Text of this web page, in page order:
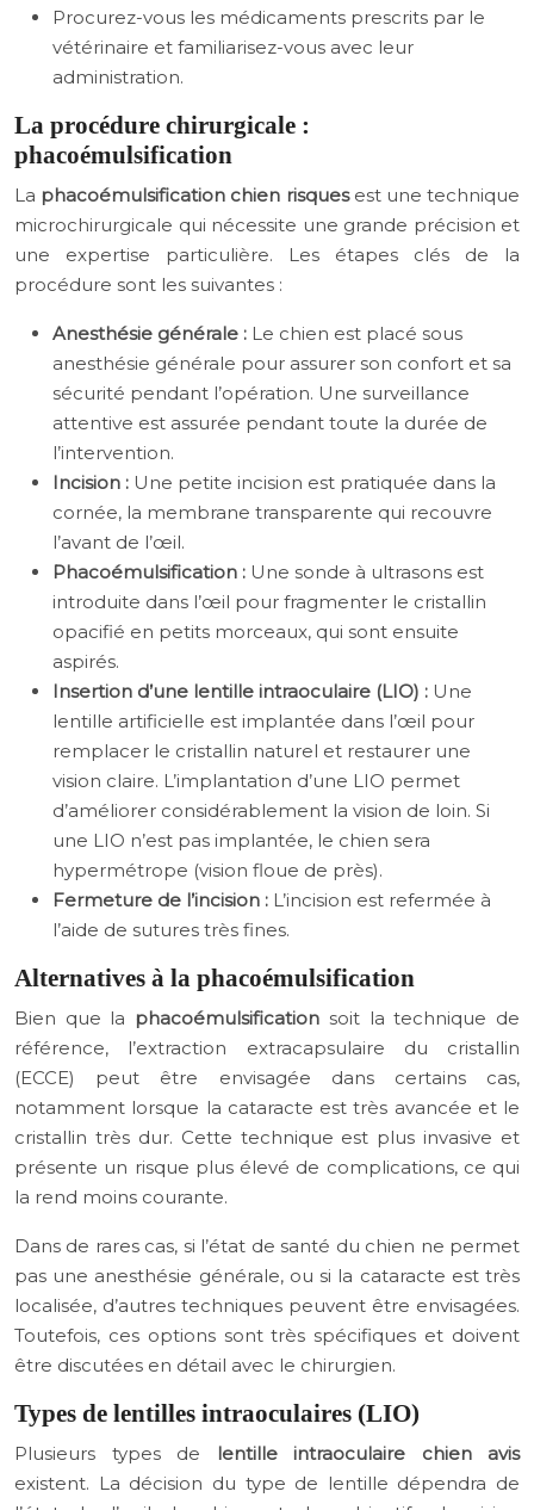
Procurez-vous les médicaments prescrits par le
vétérinaire et familiarisez-vous avec leur
administration.
La procédure chirurgicale :
phacoémulsification
La phacoémulsification chien risques est une technique
microchirurgicale qui nécessite une grande précision et
une expertise particulière. Les étapes clés de la
procédure sont les suivantes :
Anesthésie générale : Le chien est placé sous
anesthésie générale pour assurer son confort et sa
sécurité pendant l’opération. Une surveillance
attentive est assurée pendant toute la durée de
l’intervention.
Incision : Une petite incision est pratiquée dans la
cornée, la membrane transparente qui recouvre
l’avant de l’œil.
Phacoémulsification : Une sonde à ultrasons est
introduite dans l’œil pour fragmenter le cristallin
opacifié en petits morceaux, qui sont ensuite
aspirés.
Insertion d’une lentille intraoculaire (LIO) : Une
lentille artificielle est implantée dans l’œil pour
remplacer le cristallin naturel et restaurer une
vision claire. L’implantation d’une LIO permet
d’améliorer considérablement la vision de loin. Si
une LIO n’est pas implantée, le chien sera
hypermétrope (vision floue de près).
Fermeture de l’incision : L’incision est refermée à
l’aide de sutures très fines.
Alternatives à la phacoémulsification
Bien que la phacoémulsification soit la technique de
référence, l’extraction extracapsulaire du cristallin
(ECCE) peut être envisagée dans certains cas,
notamment lorsque la cataracte est très avancée et le
cristallin très dur. Cette technique est plus invasive et
présente un risque plus élevé de complications, ce qui
la rend moins courante.
Dans de rares cas, si l’état de santé du chien ne permet
pas une anesthésie générale, ou si la cataracte est très
localisée, d’autres techniques peuvent être envisagées.
Toutefois, ces options sont très spécifiques et doivent
être discutées en détail avec le chirurgien.
Types de lentilles intraoculaires (LIO)
Plusieurs types de
lentille intraoculaire chien avis
existent. La décision du type de lentille dépendra de